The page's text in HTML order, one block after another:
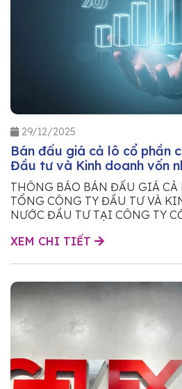
29/12/2025
Bán đấu giá cả lô cổ phần
Đầu tư và Kinh doanh vốn
Cổ phần Trà Bắc
THÔNG BÁO BÁN ĐẤU GIÁ CẢ
TỔNG CÔNG TY ĐẦU TƯ VÀ
NƯỚC ĐẦU TƯ TẠI CÔNG TY
XEM CHI TIẾT